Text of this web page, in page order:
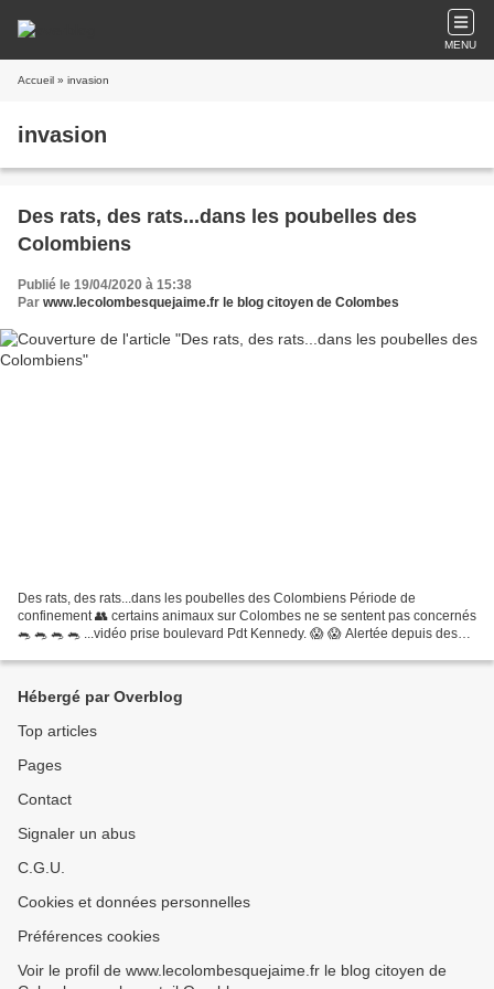
MENU
Accueil » invasion
invasion
Des rats, des rats...dans les poubelles des
Colombiens
Publié le 19/04/2020 à 15:38
Par www.lecolombesquejaime.fr le blog citoyen de Colombes
Des rats, des rats...dans les poubelles des Colombiens Période de
confinement 👥 certains animaux sur Colombes ne se sentent pas concernés
🐀 🐀 🐀 🐀 ...vidéo prise boulevard Pdt Kennedy. 😱 😱 Alertée depuis des
Hébergé par Overblog
Top articles
Pages
Contact
Signaler un abus
C.G.U.
Cookies et données personnelles
Préférences cookies
Voir le profil de www.lecolombesquejaime.fr le blog citoyen de